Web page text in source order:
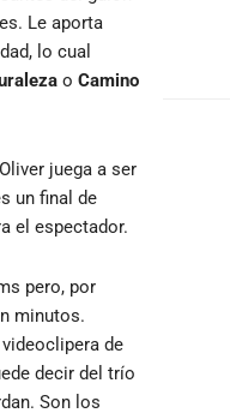
Le aporta
lo cual
o Camino
juega a ser
un final de
el espectador.
pero, por
minutos.
de
decir del trío
Son los